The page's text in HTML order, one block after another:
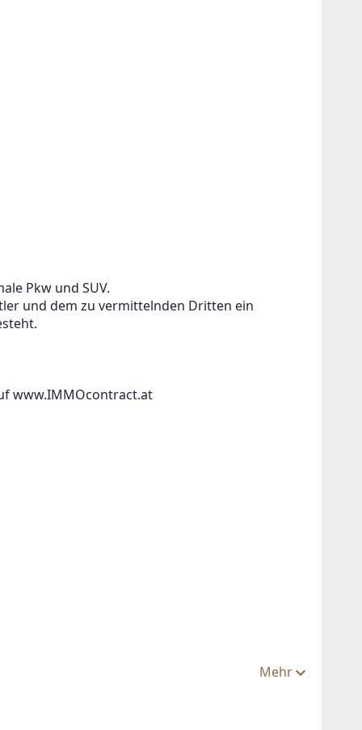
Pkw und SUV.
und dem zu vermittelnden Dritten ein
www.IMMOcontract.at
Mehr